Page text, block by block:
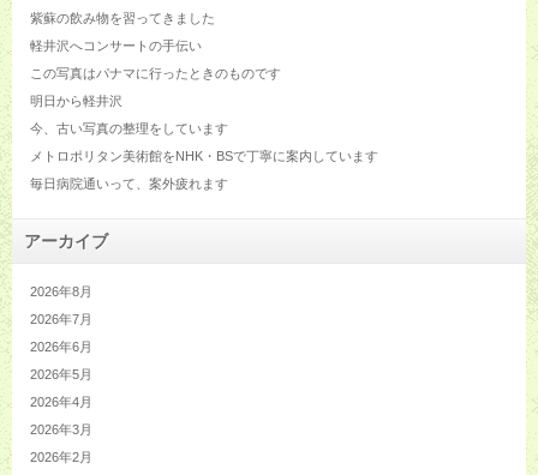
紫蘇の飲み物を習ってきました
軽井沢へコンサートの手伝い
この写真はパナマに行ったときのものです
明日から軽井沢
今、古い写真の整理をしています
メトロポリタン美術館をNHK・BSで丁寧に案内しています
毎日病院通いって、案外疲れます
アーカイブ
2026年8月
2026年7月
2026年6月
2026年5月
2026年4月
2026年3月
2026年2月